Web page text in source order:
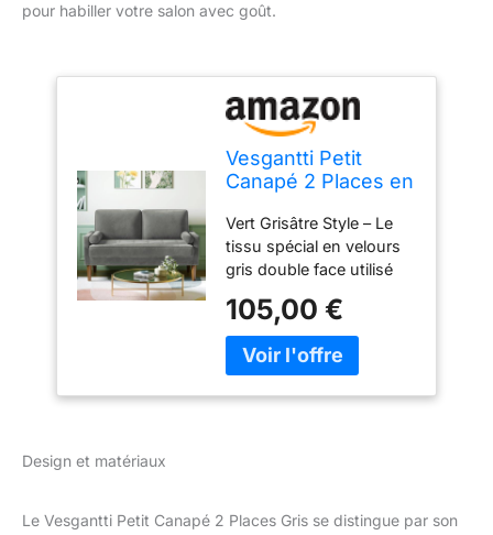
pour habiller votre salon avec goût.
Vesgantti Petit
Canapé 2 Places en
Coussin à Ressorts,
Accoudoirs, Salon
Moderne,
Causeuse Fixe
Vert Grisâtre Style – Le
tissu spécial en velours
gris double face utilisé
montrera différentes
couleurs à la fois dans le
grain avant et arrière, ce
ressorts - Ce canapé
105,00 €
Design et matériaux
Le Vesgantti Petit Canapé 2 Places Gris se distingue par son